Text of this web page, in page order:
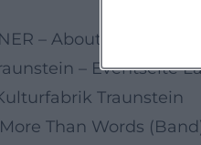
– About Lanny
– Eventseite
Traunstein
Than Words